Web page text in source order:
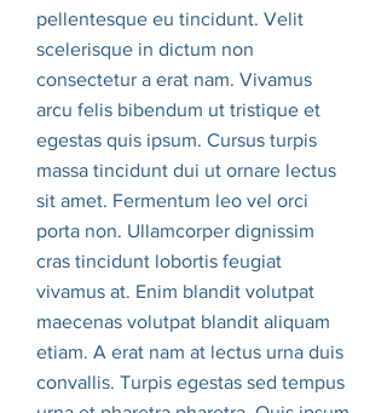
pellentesque eu tincidunt. Velit
scelerisque in dictum non
consectetur a erat nam. Vivamus
arcu felis bibendum ut tristique et
egestas quis ipsum. Cursus turpis
massa tincidunt dui ut ornare lectus
sit amet. Fermentum leo vel orci
porta non. Ullamcorper dignissim
cras tincidunt lobortis feugiat
vivamus at. Enim blandit volutpat
maecenas volutpat blandit aliquam
etiam. A erat nam at lectus urna duis
convallis. Turpis egestas sed tempus